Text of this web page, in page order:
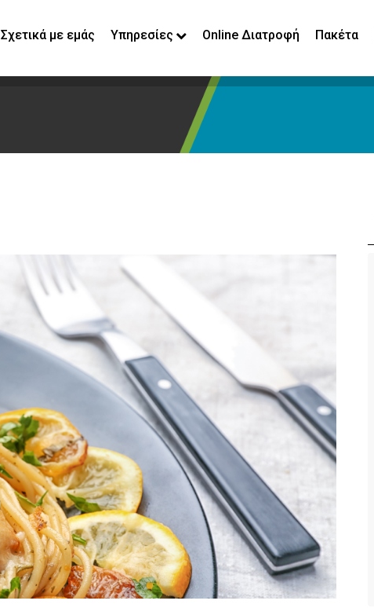
Σχετικά με εμάς Υπηρεσίες Online Διατροφή Πακέτα